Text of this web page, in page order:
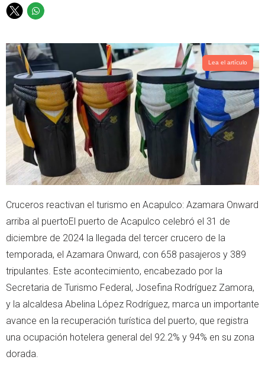
T
i
t
e
r
W
a
t
s
a
p
p
Lea el artículo
Cruceros reactivan el turismo en Acapulco: Azamara Onward
arriba al puertoEl puerto de Acapulco celebró el 31 de
diciembre de 2024 la llegada del tercer crucero de la
temporada, el Azamara Onward, con 658 pasajeros y 389
tripulantes. Este acontecimiento, encabezado por la
Secretaria de Turismo Federal, Josefina Rodríguez Zamora,
y la alcaldesa Abelina López Rodríguez, marca un importante
avance en la recuperación turística del puerto, que registra
una ocupación hotelera general del 92.2% y 94% en su zona
dorada.